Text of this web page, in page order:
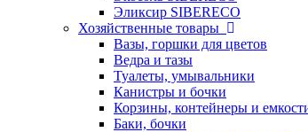
Эликсир SIBERECO
Хозяйственные товары
Вазы, горшки для цветов
Ведра и тазы
Туалеты, умывальники
Канистры и бочки
Корзины, контейнеры и
Баки, бочки